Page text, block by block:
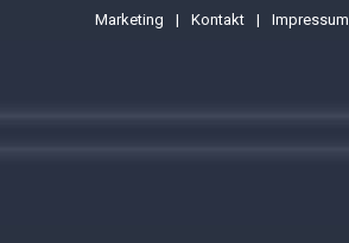
Marketing Kontakt Impressum